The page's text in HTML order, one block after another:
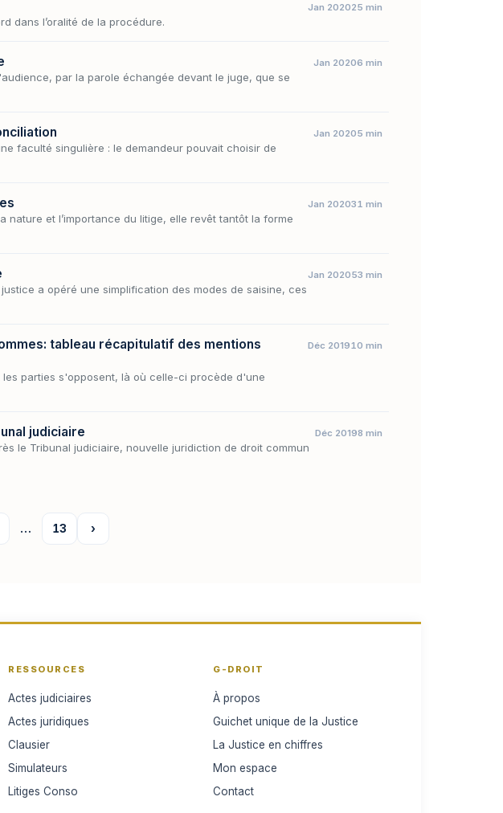
dans l’oralité de la procédure.
Jan 202025 min
par la parole échangée devant le juge, que se
Jan 20206 min
faculté singulière : le demandeur pouvait choisir de
Jan 20205 min
nature et l’importance du litige, elle revêt tantôt la forme
Jan 202031 min
a opéré une simplification des modes de saisine, ces
Jan 202053 min
tableau récapitulatif des mentions
parties s'opposent, là où celle-ci procède d'une
Déc 201910 min
judiciaire
le Tribunal judiciaire, nouvelle juridiction de droit commun
Déc 20198 min
… 13 ›
RESSOURCES
Actes judiciaires
Actes juridiques
Clausier
Simulateurs
Litiges Conso
G-DROIT
À propos
Guichet unique de la Justice
La Justice en chiffres
Mon espace
Contact